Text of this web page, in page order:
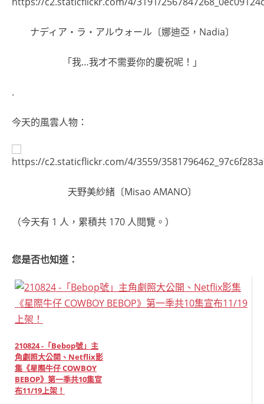
ナディア・ラ・アルウォール〔娜迪亞，Nadia〕
「我…我才不需要你的慶祝呢！」
.
今天的風雲人物：
天野美紗緒〔Misao AMANO〕
（今天有 1 人，累積共 170 人閱覽。）
您是否也知道：
210824 -「Bebop號」主
角劇照大公開、Netflix影
集《星際牛仔 COWBOY
BEBOP》第一季共10集宣
布11/19上架！